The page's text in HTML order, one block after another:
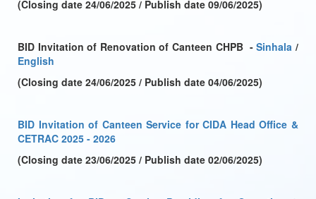
(Closing date 24/06/2025 / Publish date 09/06/2025)
BID Invitation of Renovation of Canteen CHPB -Sinhala /
English
(Closing date 24/06/2025 / Publish date 04/06/2025)
BID Invitation of Canteen Service for CIDA Head Office &
CETRAC 2025 - 2026
(Closing date 23/06/2025 / Publish date 02/06/2025)